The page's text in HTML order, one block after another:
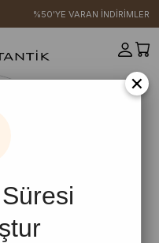
%50'YE VARAN İNDİRİMLER
×